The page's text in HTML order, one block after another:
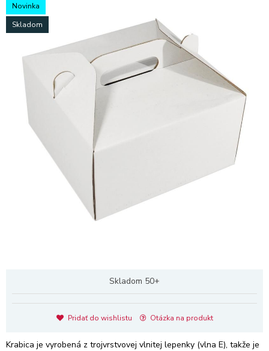
Extra výpredaj zásob Výpredaj BTS
Novinka
Skladom
Skladom 50+
Pridať do wishlistu Otázka na produkt
Krabica je vyrobená z trojvrstvovej vlnitej lepenky (vlna E), takže je